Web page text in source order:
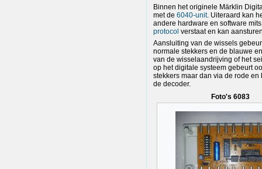
Binnen het originele Märklin
met de 6040-unit. Uiteraard kan
andere hardware en software
protocol verstaat en kan
Aansluiting van de wissels
normale stekkers en de blauwe
van de wisselaandrijving of het
op het digitale systeem gebeurt
stekkers maar dan via de rode en
de decoder.
Foto's 6083